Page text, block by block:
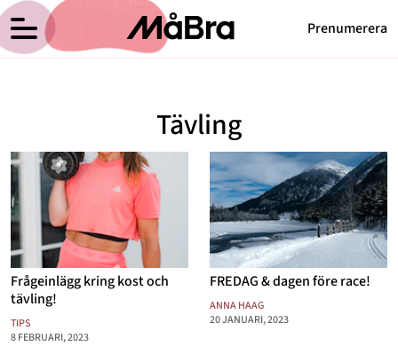
Prenumerera
Medicin
Psykologi
Vikt
Relationer
Nyttig mat
Senaste nytt
Anna Haags blogg Meny
Hem
Om Anna
Kategorier
Arkiv
Kontakt
Tävling
Frågeinlägg kring kost och
tävling!
TIPS
8 FEBRUARI, 2023
FREDAG & dagen före race!
ANNA HAAG
20 JANUARI, 2023